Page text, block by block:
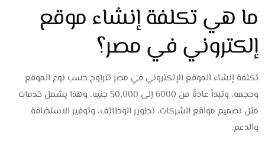
ما هي تكلفة إنشاء موقع
إلكتروني في مصر؟
تكلفة إنشاء الموقع الإلكتروني في مصر تتراوح حسب نوع الموقع
وحجمه، وتبدأ عادةً من 6000 إلى 50,000 جنيه، وهذا يشمل خدمات
مثل تصميم مواقع الشركات، تطوير الوظائف، وتوفير الاستضافة
والدعم.